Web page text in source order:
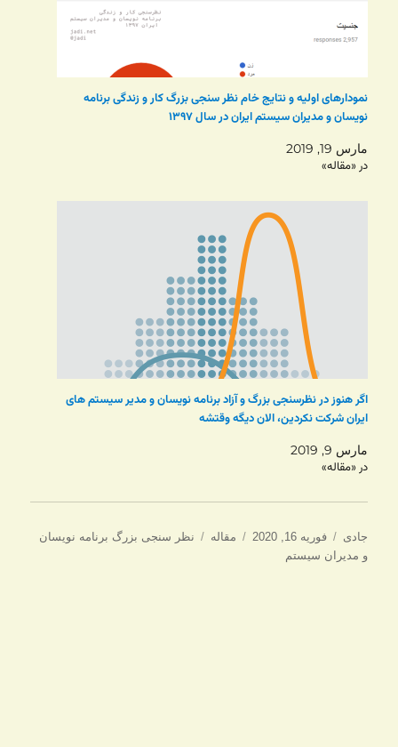
نمودارهای اولیه و نتایج خام نظر سنجی بزرگ کار و زندگی برنامه
نویسان و مدیران سیستم ایران در سال ۱۳۹۷
مارس 19, 2019
در «مقاله»
اگر هنوز در نظرسنجی بزرگ و آزاد برنامه نویسان و مدیر سیستم های
ایران شرکت نکردین، الان دیگه وقتشه
مارس 9, 2019
در «مقاله»
نویسنده
جادی
ارسال
شده
فوریه 16, 2020 دسته‌ها
مقاله برچسب‌ها
نظر سنجی بزرگ برنامه نویسان
و مدیران سیستم